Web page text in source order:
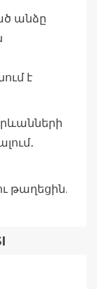
անձը
է
թաղեցին.